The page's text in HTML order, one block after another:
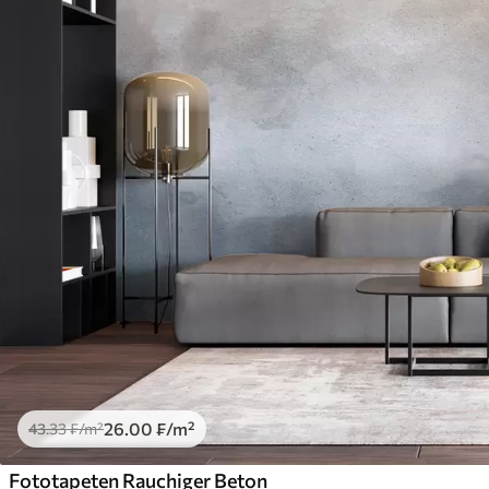
43.33₣/m²26.00 ₣/m²
Fototapeten Rauchiger Beton